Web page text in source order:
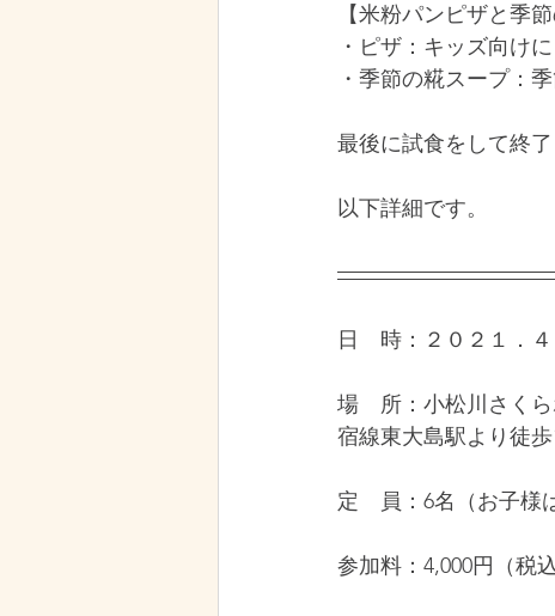
【米粉パンピザと季
・ピザ：キッズ向け
・季節の糀スープ：
最後に試食をして終了
以下詳細です。
日　時：２０２１．
場　所：小松川さく
宿線東大島駅より徒
定　員：6名（お子様
参加料：4,000円（税込